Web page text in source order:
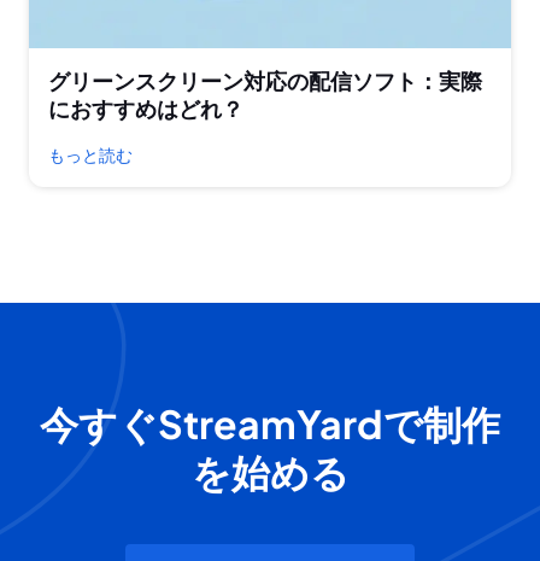
グリーンスクリーン対応の配信ソフト：実際
におすすめはどれ？
もっと読む
今すぐStreamYardで制作
を始める